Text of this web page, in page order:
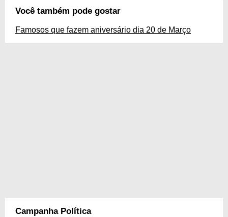
Você também pode gostar
Famosos que fazem aniversário dia 20 de Março
Campanha Política